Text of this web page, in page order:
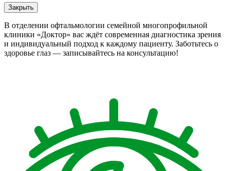
Закрыть
В отделении офтальмологии семейной многопрофильной
клиники «Доктор» вас ждёт современная диагностика зрения
и индивидуальный подход к каждому пациенту. Заботьтесь о
здоровье глаз — записывайтесь на консультацию!